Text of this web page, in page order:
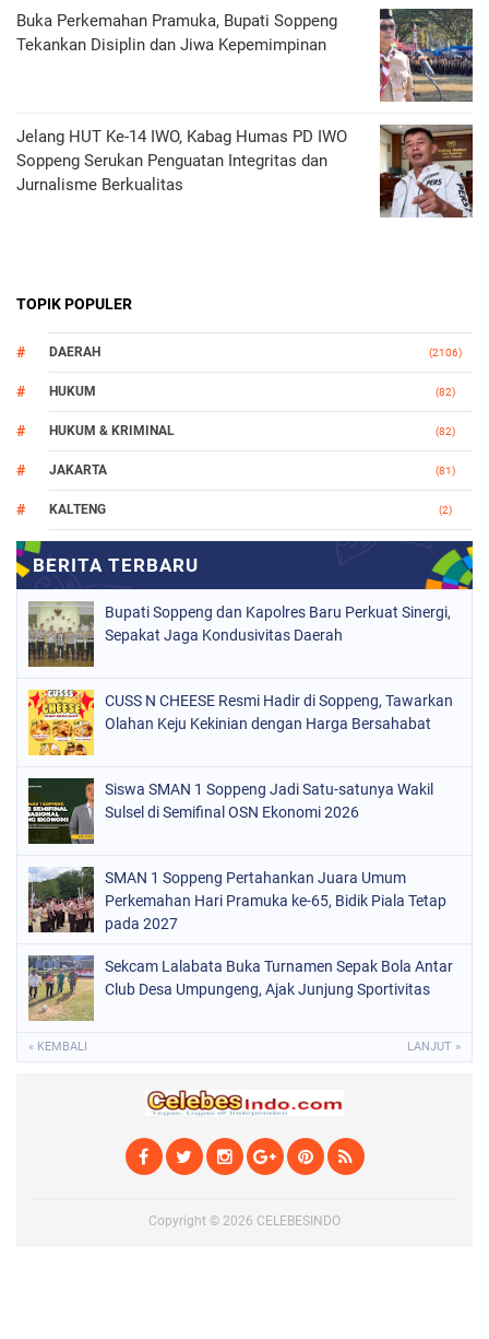
Buka Perkemahan Pramuka, Bupati Soppeng
Tekankan Disiplin dan Jiwa Kepemimpinan
Jelang HUT Ke-14 IWO, Kabag Humas PD IWO
Soppeng Serukan Penguatan Integritas dan
Jurnalisme Berkualitas
TOPIK POPULER
DAERAH (2106)
HUKUM (82)
HUKUM & KRIMINAL (82)
JAKARTA (81)
KALTENG (2)
(147)
NASIONAL (1021)
ORGANISASI
PERISTIWA
POLITIK (220)
POLRI
SOPPENG (1887)
SULSEL
Bupati Soppeng dan Kapolres Baru Perkuat Sinergi,
Sepakat Jaga Kondusivitas Daerah
CUSS N CHEESE Resmi Hadir di Soppeng, Tawarkan
Olahan Keju Kekinian dengan Harga Bersahabat
Siswa SMAN 1 Soppeng Jadi Satu-satunya Wakil
Sulsel di Semifinal OSN Ekonomi 2026
SMAN 1 Soppeng Pertahankan Juara Umum
Perkemahan Hari Pramuka ke-65, Bidik Piala Tetap
pada 2027
Sekcam Lalabata Buka Turnamen Sepak Bola Antar
Club Desa Umpungeng, Ajak Junjung Sportivitas
« KEMBALI LANJUT »
Copyright © 2026 CELEBESINDO